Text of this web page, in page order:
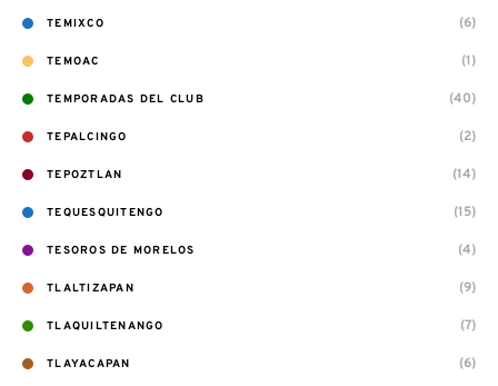
TEMIXCO (6)
TEMOAC (1)
TEMPORADAS DEL CLUB (40)
TEPALCINGO (2)
TEPOZTLAN (14)
TEQUESQUITENGO (15)
TESOROS DE MORELOS (4)
TLALTIZAPAN (9)
TLAQUILTENANGO (7)
TLAYACAPAN (6)